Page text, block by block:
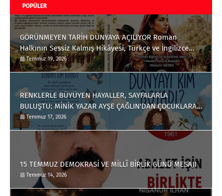
POPÜLER
GÖRÜNMEYEN TARİH DÜNYAYA AÇILIYOR Roman
Halkının Sessiz Kalmış Hikâyesi, Türkçe ve İngilizce
Olarak Okuyucuyla Buluştu
Temmuz 19, 2026
RENKLERLE BÜYÜYEN HAYALLER, SAYFALARLA
BULUŞTU: MİNİK YAZAR AYŞE ÇAĞLIN'DAN ÇOCUKLARA
ANLAMLI BİR ESER
Temmuz 17, 2026
15 TEMMUZ DEMOKRASİ VE MİLLÎ BİRLİK GÜNÜ MESAJI
Temmuz 14, 2026